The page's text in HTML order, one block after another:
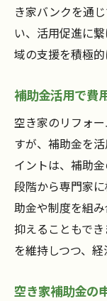
き家バンクを通
い、活用促進に
域の支援を積極的
補助金活用で費
空き家のリフォ
すが、補助金を
イントは、補助
段階から専門家
助金や制度を組
抑えることもで
を維持しつつ、
空き家補助金の